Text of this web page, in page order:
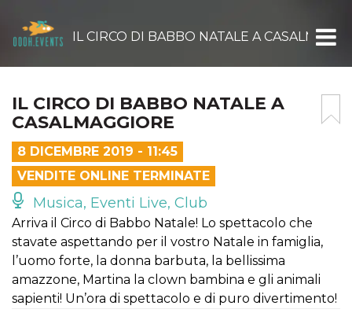
IL CIRCO DI BABBO NATALE A
IL CIRCO DI BABBO NATALE A
CASALMAGGIORE
8 DICEMBRE 2019 - 11:45
VENDITE ONLINE TERMINATE
Musica, Eventi Live, Club
Arriva il Circo di Babbo Natale! Lo spettacolo che
stavate aspettando per il vostro Natale in famiglia,
l’uomo forte, la donna barbuta, la bellissima
amazzone, Martina la clown bambina e gli animali
sapienti! Un’ora di spettacolo e di puro divertimento!